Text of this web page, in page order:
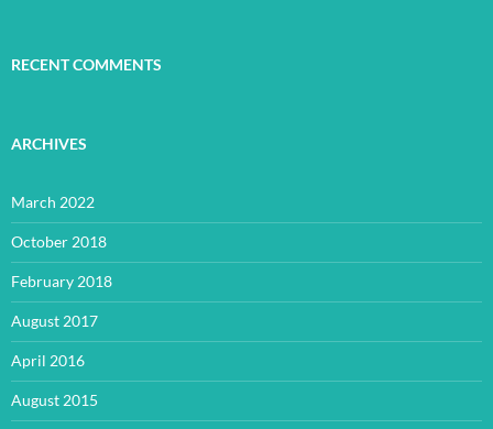
RECENT COMMENTS
ARCHIVES
March 2022
October 2018
February 2018
August 2017
April 2016
August 2015